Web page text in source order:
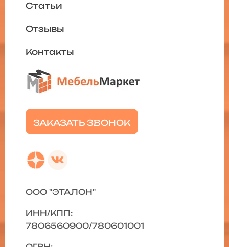
ЗАКАЗАТЬ ЗВОНОК
Статьи
Отзывы
Контакты
ООО "ЭТАЛОН"
ИНН/КПП:
7806560900/780601001